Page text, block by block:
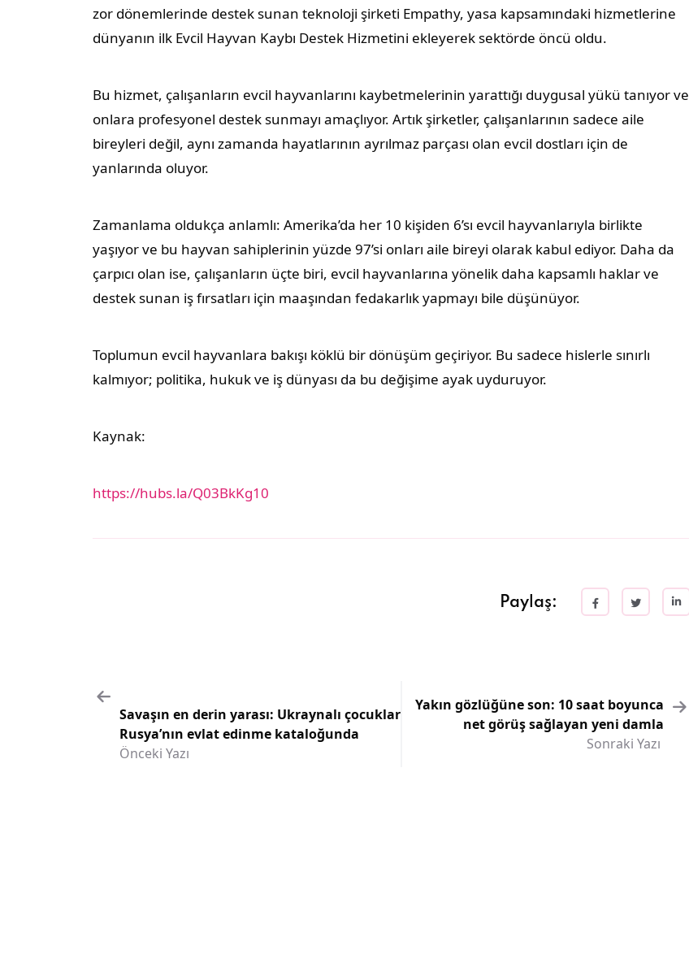
zor dönemlerinde destek sunan teknoloji şirketi Empathy, yasa kapsamındaki hizmetlerine
dünyanın ilk Evcil Hayvan Kaybı Destek Hizmetini ekleyerek sektörde öncü oldu.
Bu hizmet, çalışanların evcil hayvanlarını kaybetmelerinin yarattığı duygusal yükü tanıyor ve
onlara profesyonel destek sunmayı amaçlıyor. Artık şirketler, çalışanlarının sadece aile
bireyleri değil, aynı zamanda hayatlarının ayrılmaz parçası olan evcil dostları için de
yanlarında oluyor.
Zamanlama oldukça anlamlı: Amerika’da her 10 kişiden 6’sı evcil hayvanlarıyla birlikte
yaşıyor ve bu hayvan sahiplerinin yüzde 97’si onları aile bireyi olarak kabul ediyor. Daha da
çarpıcı olan ise, çalışanların üçte biri, evcil hayvanlarına yönelik daha kapsamlı haklar ve
destek sunan iş fırsatları için maaşından fedakarlık yapmayı bile düşünüyor.
Toplumun evcil hayvanlara bakışı köklü bir dönüşüm geçiriyor. Bu sadece hislerle sınırlı
kalmıyor; politika, hukuk ve iş dünyası da bu değişime ayak uyduruyor.
Kaynak:
https://hubs.la/Q03BkKg10
Paylaş:
Savaşın en derin yarası: Ukraynalı çocuklar
Rusya’nın evlat edinme kataloğunda
Önceki Yazı
Yakın gözlüğüne son: 10 saat boyunca
net görüş sağlayan yeni damla
Sonraki Yazı